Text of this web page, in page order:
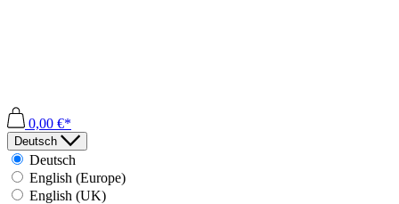
0,00 €*
Deutsch
Deutsch
English (Europe)
English (UK)